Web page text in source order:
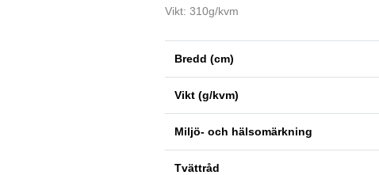
Vikt: 310g/kvm
Bredd (cm)
Vikt (g/kvm)
Miljö- och hälsomärkning
Tvättråd